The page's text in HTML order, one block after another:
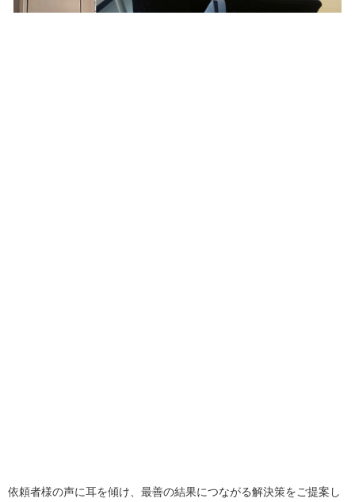
依頼者様の声に耳を傾け、最善の結果につながる解決策をご提案し